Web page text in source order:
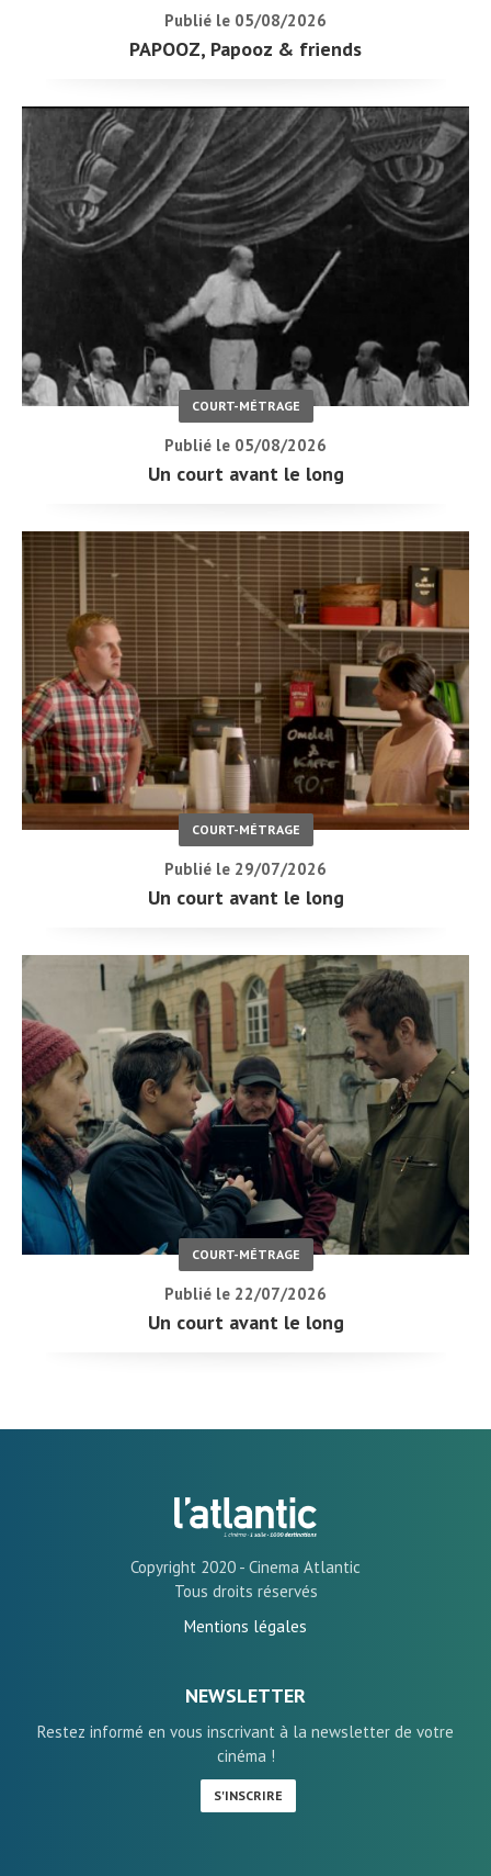
Publié le 05/08/2026
PAPOOZ, Papooz & friends
COURT-MÉTRAGE
Publié le 05/08/2026
Un court avant le long
COURT-MÉTRAGE
Publié le 29/07/2026
Un court avant le long
COURT-MÉTRAGE
Publié le 22/07/2026
Un court avant le long
Copyright 2020 - Cinema Atlantic
Tous droits réservés
Mentions légales
NEWSLETTER
Restez informé en vous inscrivant à la newsletter de votre
cinéma !
S'INSCRIRE